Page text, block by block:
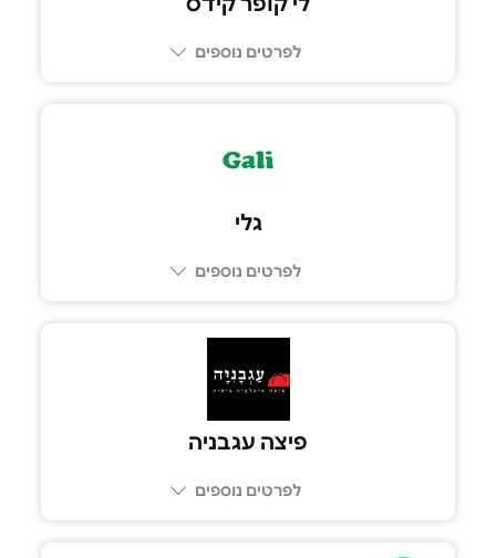
לפרטים נוספים
גלי
לפרטים נוספים
פיצה עגבניה
לפרטים נוספים